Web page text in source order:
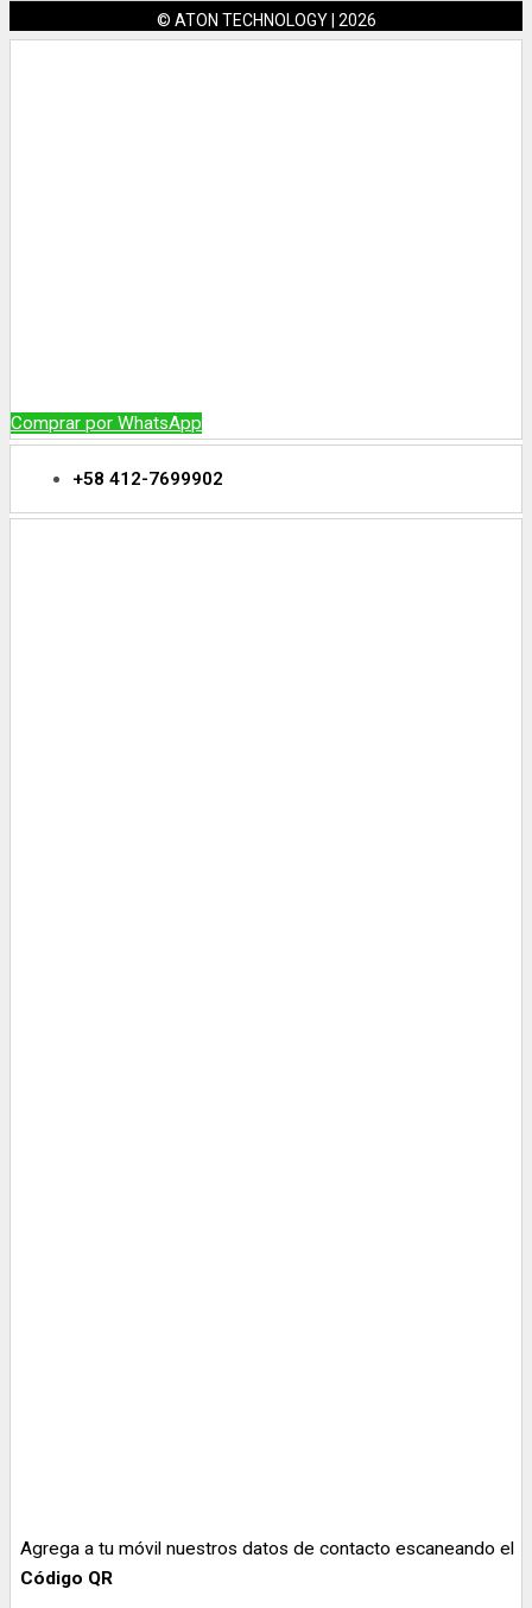
© ATON TECHNOLOGY | 2026
Comprar por WhatsApp
+58 412-7699902
Agrega a tu móvil nuestros datos de contacto escaneando el
Código QR